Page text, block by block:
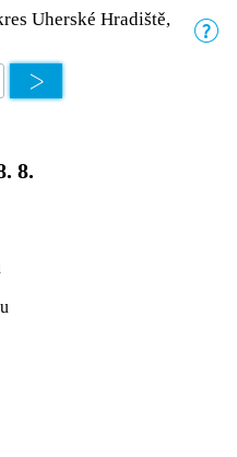
Uherské Hradiště,
8.